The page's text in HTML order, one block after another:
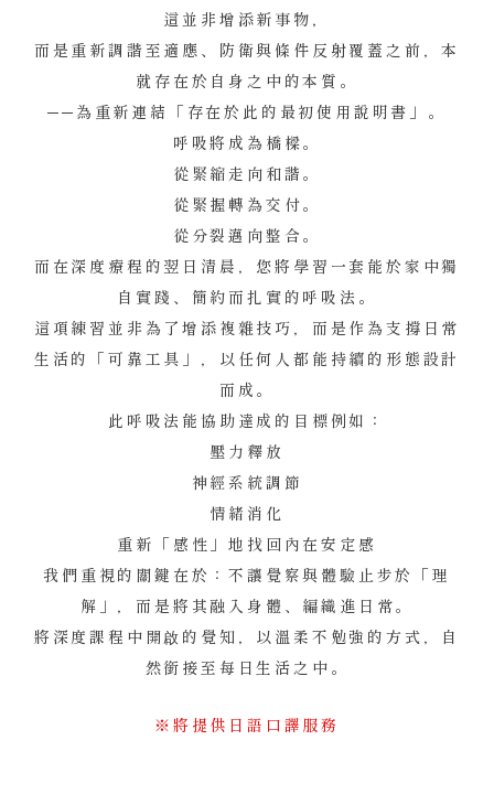
這並非增添新事物，
而是重新調諧至適應、防衛與條件反射覆蓋之前，本
就存在於自身之中的本質。
──為重新連結「存在於此的最初使用說明書」。
呼吸將成為橋樑。
從緊縮走向和諧。
從緊握轉為交付。
從分裂邁向整合。
而在深度療程的翌日清晨，您將學習一套能於家中獨
自實踐、簡約而扎實的呼吸法。
這項練習並非為了增添複雜技巧，而是作為支撐日常
生活的「可靠工具」，以任何人都能持續的形態設計
而成。
此呼吸法能協助達成的目標例如：
壓力釋放
神經系統調節
情緒消化
重新「感性」地找回內在安定感
我們重視的關鍵在於：不讓覺察與體驗止步於「理
解」，而是將其融入身體、編織進日常。
將深度課程中開啟的覺知，以溫柔不勉強的方式，自
然銜接至每日生活之中。
※將提供日語口譯服務